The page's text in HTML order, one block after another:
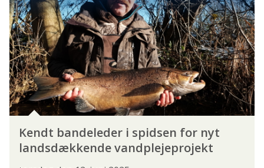
FLUEFISKERSEKTIONEN
FORBUNDSBESTYRELSEN FORENINGER
FORRETNINGSUDVALGET FRIVILLIGHED
GRØN TREPART HAVFISKERSEKTIONEN
INSTRUKTØRER INSTRUKTØRERNE
KONGRES KONGRES 2024
KONGRES 2026 KYSTHJÆLPER
Kendt bandeleder i spidsen for nyt
landsdækkende vandplejeprojekt